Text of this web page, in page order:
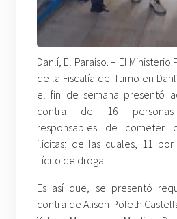
Danlí, El Paraíso. – El Ministerio
de la Fiscalía de Turno en
el fin de semana presentó
contra de 16
responsables de cometer
ilícitas; de las cuales, 11
ilícito de droga.
Es así que, se presentó
contra de Alison Poleth